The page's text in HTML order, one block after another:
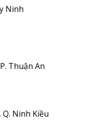
Ninh
Thuận An
Ninh Kiều